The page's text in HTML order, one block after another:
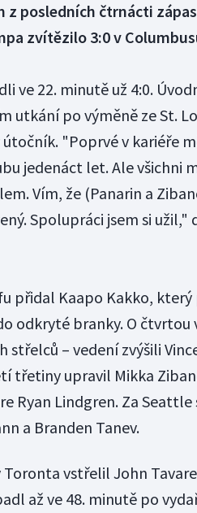
z posledních čtrnácti
zvítězilo 3:0 v
ve 22. minutě už 4:0.
utkání po výměně ze St.
útočník. "Poprvé v kariéře
jedenáct let. Ale všichni
Vím, že (Panarin a
Spolupráci jsem si užil,"
přidal Kaapo Kakko,
odkryté branky. O čtvrtou
střelců –⁠ vedení zvýšili
třetiny upravil Mikka
Ryan Lindgren. Za
a Branden Tanev.
Toronta vstřelil John
až ve 48. minutě po